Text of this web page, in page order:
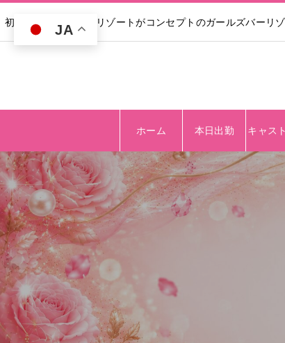
初回30分無料｜高級リゾートがコンセプトのガールズバーリ
ホーム 本日出勤 キャス
JA